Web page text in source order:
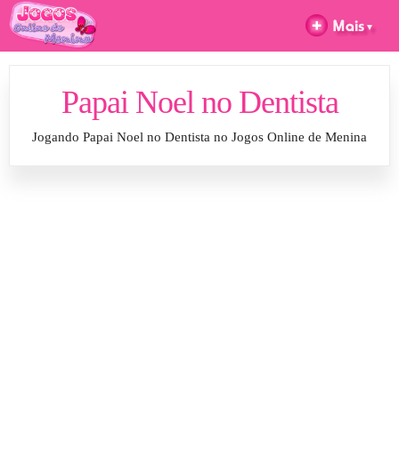
Papai Noel no Dentista
Jogando Papai Noel no Dentista no Jogos Online de Menina